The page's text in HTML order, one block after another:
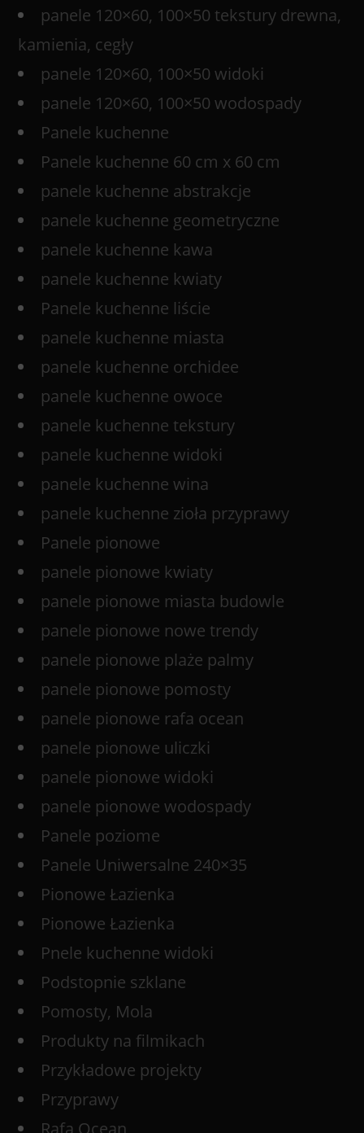
panele 120×60, 100×50 tekstury drewna,
kamienia, cegły
panele 120×60, 100×50 widoki
panele 120×60, 100×50 wodospady
Panele kuchenne
Panele kuchenne 60 cm x 60 cm
panele kuchenne abstrakcje
panele kuchenne geometryczne
panele kuchenne kawa
panele kuchenne kwiaty
Panele kuchenne liście
panele kuchenne miasta
panele kuchenne orchidee
panele kuchenne owoce
panele kuchenne tekstury
panele kuchenne widoki
panele kuchenne wina
panele kuchenne zioła przyprawy
Panele pionowe
panele pionowe kwiaty
panele pionowe miasta budowle
panele pionowe nowe trendy
panele pionowe plaże palmy
panele pionowe pomosty
panele pionowe rafa ocean
panele pionowe uliczki
panele pionowe widoki
panele pionowe wodospady
Panele poziome
Panele Uniwersalne 240×35
Pionowe Łazienka
Pionowe Łazienka
Pnele kuchenne widoki
Podstopnie szklane
Pomosty, Mola
Produkty na filmikach
Przykładowe projekty
Przyprawy
Rafa Ocean